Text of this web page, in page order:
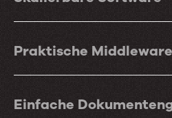
Praktische
Einfache